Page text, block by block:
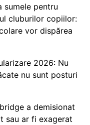
sumele pentru
cluburilor copiilor:
vor dispărea
2026: Nu
nu sunt posturi
a demisionat
sau ar fi exagerat